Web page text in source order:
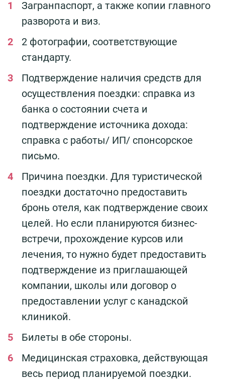
Загранпаспорт, а также копии главного
разворота и виз.
2 фотографии, соответствующие
стандарту.
Подтверждение наличия средств для
осуществления поездки: справка из
банка о состоянии счета и
подтверждение источника дохода:
справка с работы/ ИП/ спонсорское
письмо.
Причина поездки. Для туристической
поездки достаточно предоставить
бронь отеля, как подтверждение своих
целей. Но если планируются бизнес-
встречи, прохождение курсов или
лечения, то нужно будет предоставить
подтверждение из приглашающей
компании, школы или договор о
предоставлении услуг с канадской
клиникой.
Билеты в обе стороны.
Медицинская страховка, действующая
весь период планируемой поездки.